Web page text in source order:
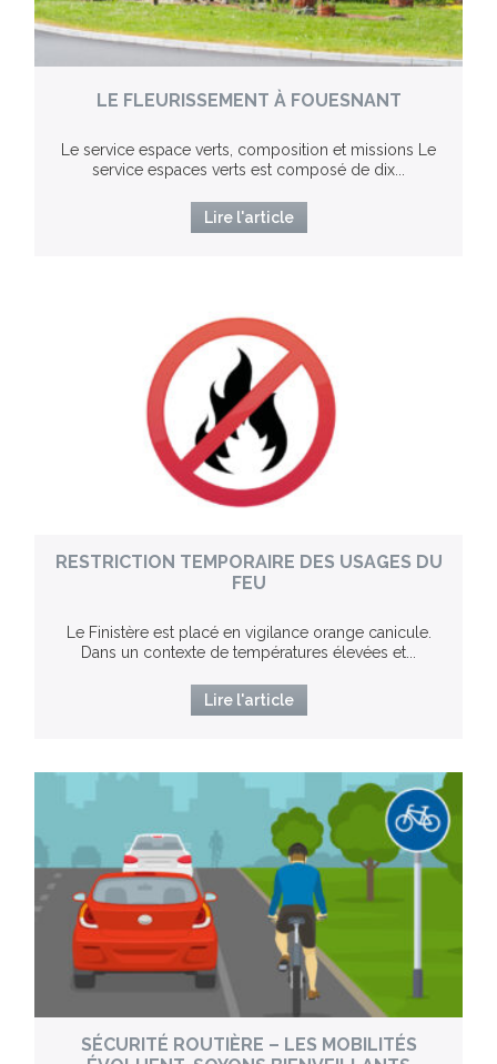
LE FLEURISSEMENT À FOUESNANT
Le service espace verts, composition et missions Le
service espaces verts est composé de dix...
Lire l'article
RESTRICTION TEMPORAIRE DES USAGES DU
FEU
Le Finistère est placé en vigilance orange canicule.
Dans un contexte de températures élevées et...
Lire l'article
SÉCURITÉ ROUTIÈRE – LES MOBILITÉS